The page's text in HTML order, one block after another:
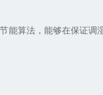
能算法，能够在保证调